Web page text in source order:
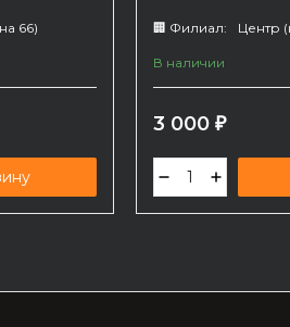
66) 🏢 Филиал: Центр
В наличии
3 000 ₽